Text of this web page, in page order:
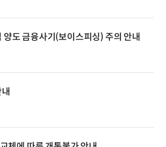
양도 금융사기(보이스피싱) 주의 안내